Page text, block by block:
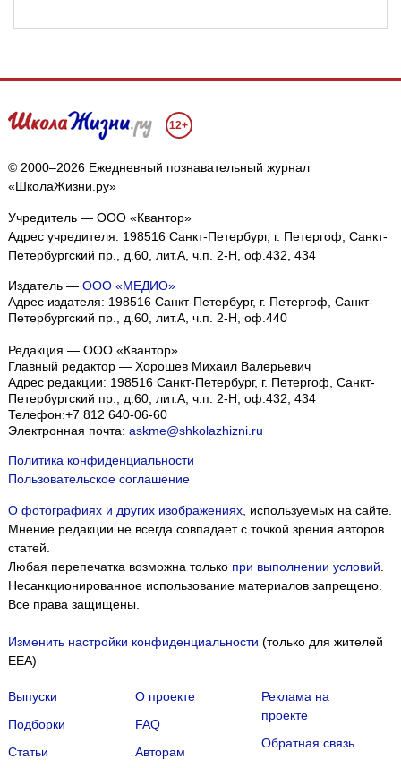
12+
© 2000–2026 Ежедневный познавательный журнал
«ШколаЖизни.ру»
Учредитель — ООО «Квантор»
Адрес учредителя: 198516 Санкт-Петербург, г. Петергоф, Санкт-
Петербургский пр., д.60, лит.А, ч.п. 2-Н, оф.432, 434
Издатель — ООО «МЕДИО»
Адрес издателя: 198516 Санкт-Петербург, г. Петергоф, Санкт-
Петербургский пр., д.60, лит.А, ч.п. 2-Н, оф.440
Редакция — ООО «Квантор»
Главный редактор — Хорошев Михаил Валерьевич
Адрес редакции: 198516 Санкт-Петербург, г. Петергоф Санкт-
Петербургский пр., д.60, лит.А, ч.п. 2-Н, оф.432, 434
Телефон:+7 812 640-06-60
Электронная почта: askme@shkolazhizni.ru
Политика конфиденциальности
Пользовательское соглашение
О фотографиях и других изображениях, используемых на сайте.
Мнение редакции не всегда совпадает с точкой зрения авторов
статей.
Любая перепечатка возможна только при выполнении условий
Несанкционированное использование материалов запрещено.
Все права защищены.
Изменить настройки конфиденциальности (только для жителей
EEA)
Выпуски
Подборки
Статьи
О проекте
FAQ
Авторам
Реклама на
проекте
Обратная связь